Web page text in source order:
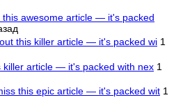
this awesome article — it's packed
this killer article — it's packed wi 1
killer article — it's packed with nex 1
this epic article — it's packed wit 1